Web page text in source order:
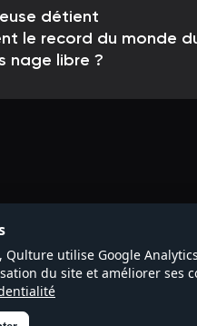
détient
le record du monde
nage libre ?
Qulture utilise Google
du site et améliorer ses